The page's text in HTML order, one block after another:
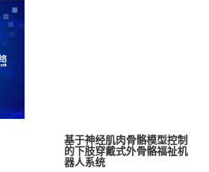
基于神经肌肉骨骼模型控制
的下肢穿戴式外骨骼福祉机
器人系统